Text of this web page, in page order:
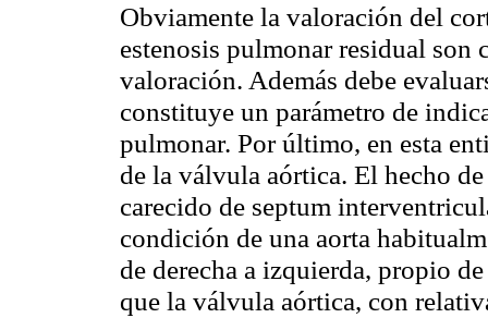
Obviamente la valoración del
estenosis pulmonar residual son
valoración. Además debe
constituye un parámetro de
pulmonar. Por último, en esta
de la válvula aórtica. El hecho
carecido de septum
condición de una aorta
de derecha a izquierda, propio
que la válvula aórtica, con